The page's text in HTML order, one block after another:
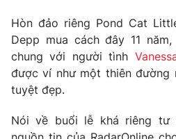
Khán giả
Giải sao mai
Sao
Du lịch
Làm đẹp
Chất lượng cuộc sống
Giáo dục
Tuyển sinh
Học trực tuyến
Công nghệ
Hitech Công nghệ tương lai
Sản phẩm
Hòn đảo riêng Pond Cat
Depp mua cách đây 11
chung với người tình
được ví như một thiên đường
tuyệt đẹp.
Nói về buổi lễ khá riêng tư